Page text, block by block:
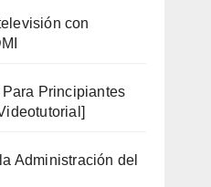
con
Para Principiantes
Administración del